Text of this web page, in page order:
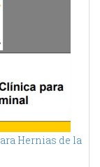
Hernias de la